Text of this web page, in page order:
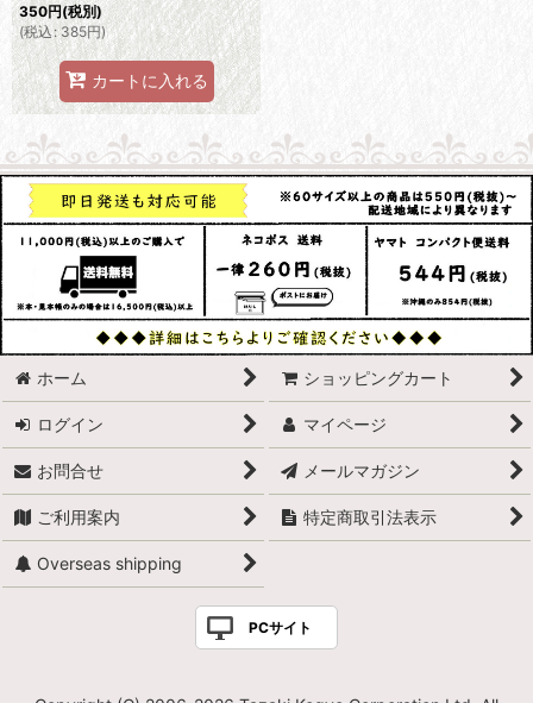
350円(税別)
(税込: 385円)
カートに入れる
ホーム ショッピングカート
ログイン マイページ
お問合せ メールマガジン
ご利用案内 特定商取引法表示
Overseas shipping
PCサイト